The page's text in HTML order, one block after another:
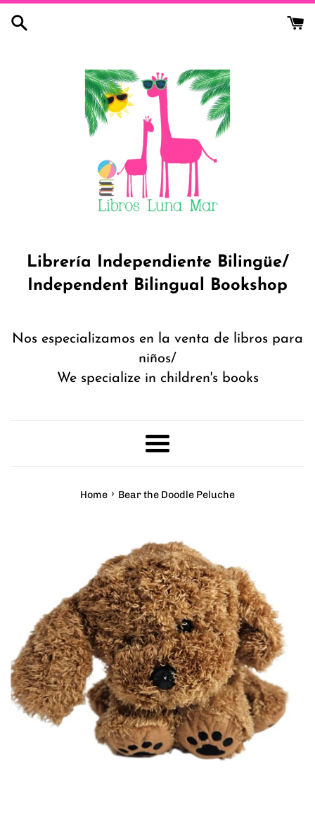
Skip
Librería Independiente Bilingüe/
Independent Bilingual Bookshop
Nos especializamos en la venta de libros para
niños/
We specialize in children's books
Menu
Home › Bear the Doodle Peluche